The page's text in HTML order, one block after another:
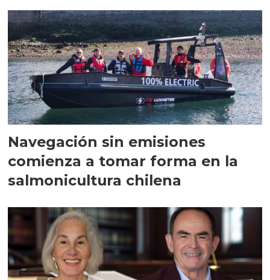
Navegación sin emisiones
comienza a tomar forma en la
salmonicultura chilena